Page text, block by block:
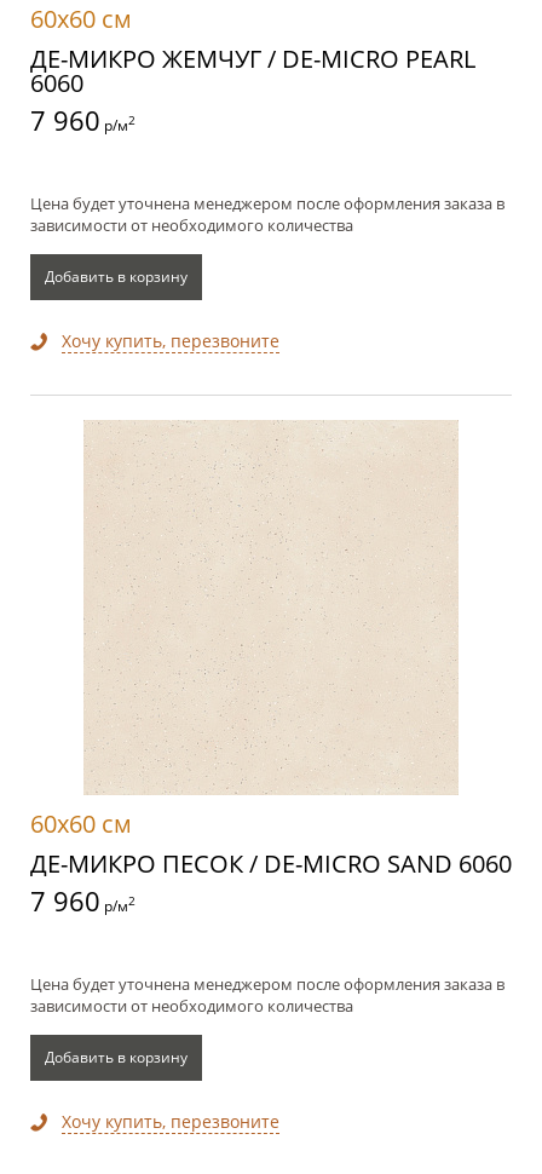
60x60 см
ДЕ-МИКРО ЖЕМЧУГ / DE-MICRO PEARL
6060
7 960 р/м2
Цена будет уточнена менеджером после оформления заказа в
зависимости от необходимого количества
Добавить в корзину
Хочу купить, перезвоните
60x60 см
ДЕ-МИКРО ПЕСОК / DE-MICRO SAND 6060
7 960 р/м2
Цена будет уточнена менеджером после оформления заказа в
зависимости от необходимого количества
Добавить в корзину
Хочу купить, перезвоните